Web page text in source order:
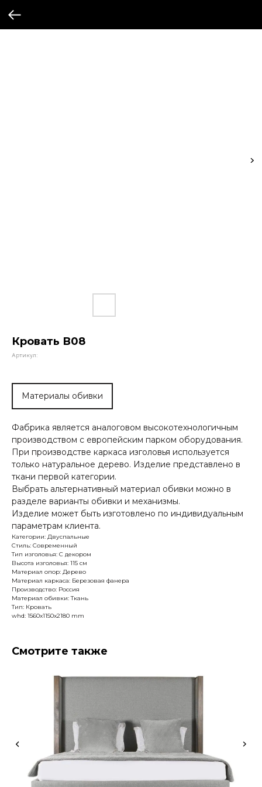
Кровать В08
Артикул:
Материалы обивки
Фабрика является аналоговом высокотехнологичным
производством с европейским парком оборудования.
При производстве каркаса изголовья используется
только натуральное дерево. Изделие представлено в
ткани первой категории.
Выбрать альтернативный материал обивки можно в
разделе варианты обивки и механизмы.
Изделие может быть изготовлено по индивидуальным
параметрам клиента.
Категории: Двуспальные
Стиль: Современный
Тип изголовья: С декором
Высота изголовья: 115 см
Материал опор: Дерево
Материал каркаса: Березовая фанера
Производство: Россия
Материал обивки: Ткань
Тип: Кровать
whd: 1560x1150x2180 mm
Смотрите также